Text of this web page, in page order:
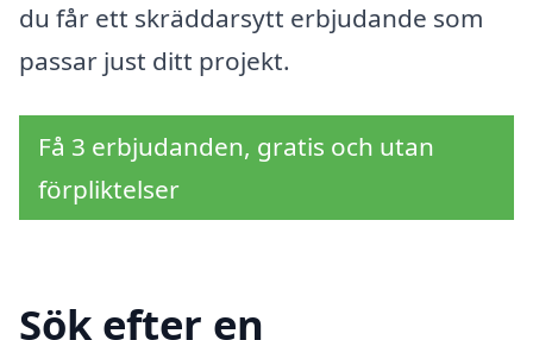
du får ett skräddarsytt erbjudande som
passar just ditt projekt.
Få 3 erbjudanden, gratis och utan
förpliktelser
Sök efter en